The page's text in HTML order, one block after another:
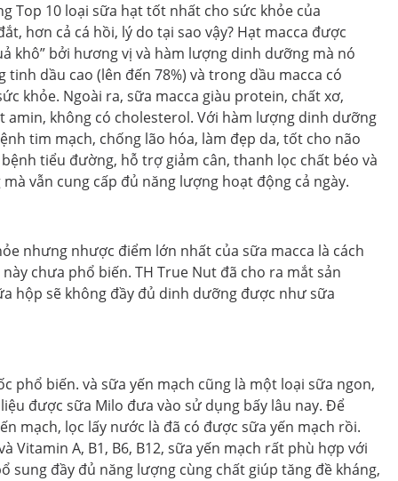
Top 10 loại sữa hạt tốt nhất cho sức khỏe của
hơn cả cá hồi, lý do tại sao vậy? Hạt macca được
khô” bởi hương vị và hàm lượng dinh dưỡng mà nó
dầu cao (lên đến 78%) và trong dầu macca có
khỏe. Ngoài ra, sữa macca giàu protein, chất xơ,
amin, không có cholesterol. Với hàm lượng dinh dưỡng
tim mạch, chống lão hóa, làm đẹp da, tốt cho não
tiểu đường, hỗ trợ giảm cân, thanh lọc chất béo và
vẫn cung cấp đủ năng lượng hoạt động cả ngày.
nhưng nhược điểm lớn nhất của sữa macca là cách
chưa phổ biến. TH True Nut đã cho ra mắt sản
hộp sẽ không đầy đủ dinh dưỡng được như sữa
phổ biến. và sữa yến mạch cũng là một loại sữa ngon,
được sữa Milo đưa vào sử dụng bấy lâu nay. Để
mạch, lọc lấy nước là đã có được sữa yến mạch rồi.
Vitamin A, B1, B6, B12, sữa yến mạch rất phù hợp với
sung đầy đủ năng lượng cùng chất giúp tăng đề kháng,